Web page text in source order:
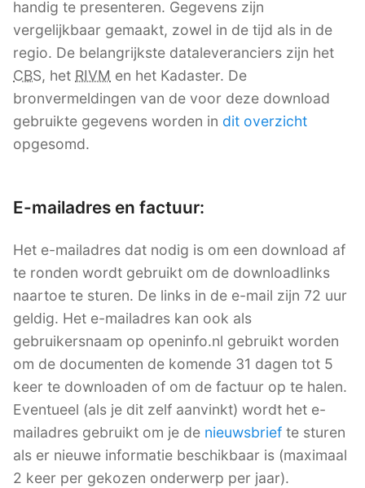
handig te presenteren. Gegevens zijn
vergelijkbaar gemaakt, zowel in de tijd als in de
regio. De belangrijkste dataleveranciers zijn het
CBS, het RIVM en het Kadaster. De
bronvermeldingen van de voor deze download
gebruikte gegevens worden in dit overzicht
opgesomd.
E-mailadres en factuur:
Het e-mailadres dat nodig is om een download af
te ronden wordt gebruikt om de downloadlinks
naartoe te sturen. De links in de e-mail zijn 72 uur
geldig. Het e-mailadres kan ook als
gebruikersnaam op openinfo.nl gebruikt worden
om de documenten de komende 31 dagen tot 5
keer te downloaden of om de factuur op te halen.
Eventueel (als je dit zelf aanvinkt) wordt het e-
mailadres gebruikt om je de nieuwsbrief te sturen
als er nieuwe informatie beschikbaar is (maximaal
2 keer per gekozen onderwerp per jaar).